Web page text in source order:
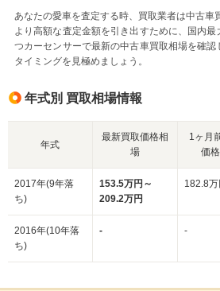
あなたの愛車を査定する時、買取業者は中古車
より高額な査定金額を引き出すために、国内
つカーセンサーで最新の中古車買取相場を確
タイミングを見極めましょう。
年式別 買取相場情報
年式
最新買取価格相
場
1ヶ月
価
2017年(9年落
ち)
153.5万円～
209.2万円
182.8万
2016年(10年落
ち)
- -